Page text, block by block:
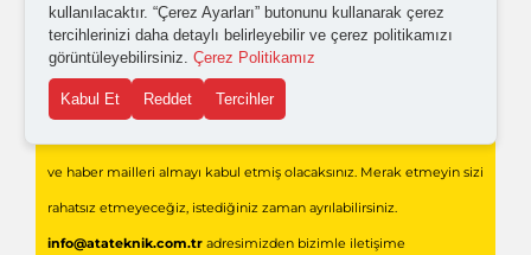
Gönder
ve haber mailleri almayı kabul etmiş olacaksınız. Merak etmeyin sizi
rahatsız etmeyeceğiz, istediğiniz zaman ayrılabilirsiniz.
info@atateknik.com.tradresimizden bizimle iletişime
kullanılacaktır. “Çerez Ayarları” butonunu kullanarak çerez
tercihlerinizi daha detaylı belirleyebilir ve çerez politikamızı
görüntüleyebilirsiniz. Çerez Politikamız
Kabul Et Reddet Tercihler